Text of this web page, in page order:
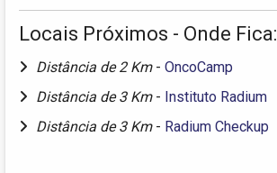
Locais Próximos - Onde Fica:
Distância de 2 Km - OncoCamp
Distância de 3 Km - Instituto Radium
Distância de 3 Km - Radium Checkup